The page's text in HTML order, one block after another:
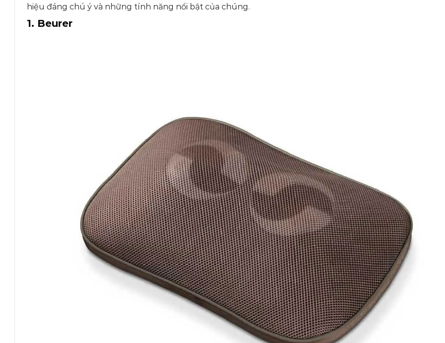
hiệu đáng chú ý và những tính năng nổi bật của chúng.
1. Beurer